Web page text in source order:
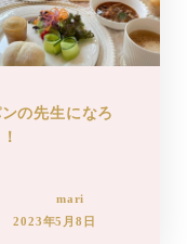
の先生になろ
mari
2023年5月8日